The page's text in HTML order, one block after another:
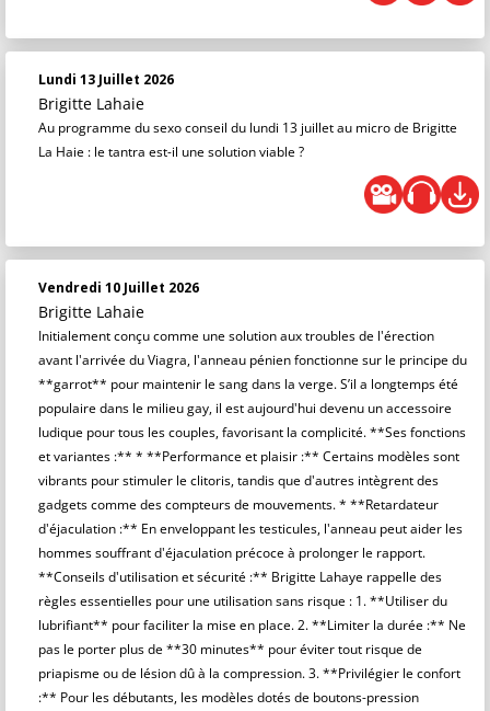
Lundi 13 Juillet 2026
Brigitte Lahaie
Au programme du sexo conseil du lundi 13 juillet au micro de Brigitte
La Haie : le tantra est-il une solution viable ?
Vendredi 10 Juillet 2026
Brigitte Lahaie
Initialement conçu comme une solution aux troubles de l'érection
avant l'arrivée du Viagra, l'anneau pénien fonctionne sur le principe du
**garrot** pour maintenir le sang dans la verge. S’il a longtemps été
populaire dans le milieu gay, il est aujourd'hui devenu un accessoire
ludique pour tous les couples, favorisant la complicité. **Ses fonctions
et variantes :** * **Performance et plaisir :** Certains modèles sont
vibrants pour stimuler le clitoris, tandis que d'autres intègrent des
gadgets comme des compteurs de mouvements. * **Retardateur
d'éjaculation :** En enveloppant les testicules, l'anneau peut aider les
hommes souffrant d'éjaculation précoce à prolonger le rapport.
**Conseils d'utilisation et sécurité :** Brigitte Lahaye rappelle des
règles essentielles pour une utilisation sans risque : 1. **Utiliser du
lubrifiant** pour faciliter la mise en place. 2. **Limiter la durée :** Ne
pas le porter plus de **30 minutes** pour éviter tout risque de
priapisme ou de lésion dû à la compression. 3. **Privilégier le confort
:** Pour les débutants, les modèles dotés de boutons-pression